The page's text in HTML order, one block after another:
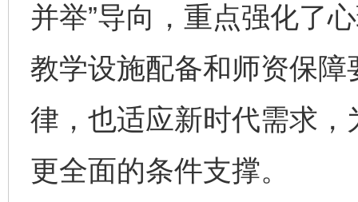
并举”导向，重点强化了
教学设施配备和师资保
律，也适应新时代需求
更全面的条件支撑。